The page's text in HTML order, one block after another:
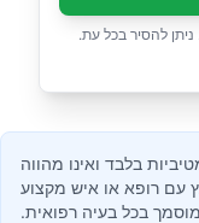
להסיר בכל עת.
בלבד ואינו מהווה
עם רופא או איש מקצוע
מוסמך בכל בעיה רפואית.